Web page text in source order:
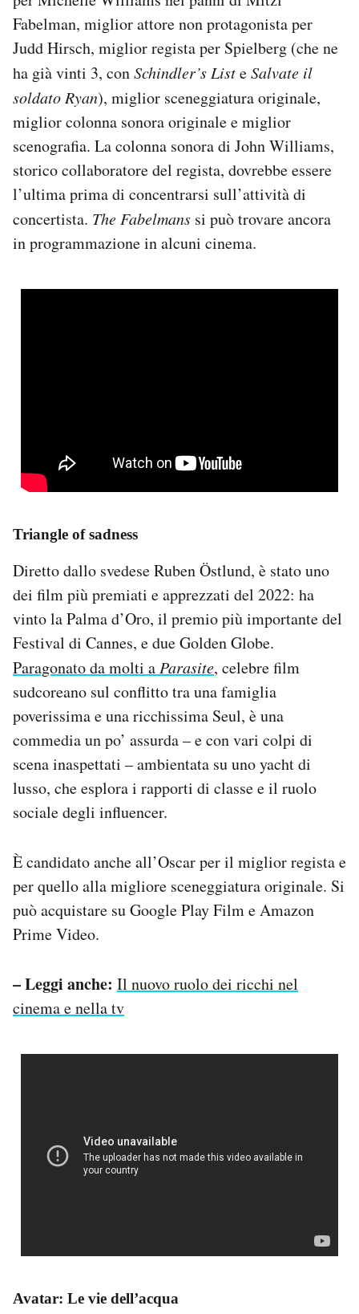
Fabelman, miglior attore non protagonista per
Judd Hirsch, miglior regista per Spielberg (che ne
ha già vinti 3, conSchindler’s ListeSalvate il
soldato Ryan), miglior sceneggiatura originale,
miglior colonna sonora originale e miglior
scenografia. La colonna sonora di John Williams,
storico collaboratore del regista, dovrebbe essere
l’ultima prima di concentrarsi sull’attività di
concertista. The Fabelmans si può trovare ancora
in programmazione in alcuni cinema.
Triangle of sadness
Diretto dallo svedese Ruben Östlund, è stato uno
dei film più premiati e apprezzati del 2022: ha
vinto la Palma d’Oro, il premio più importante del
Festival di Cannes, e due Golden Globe.
Paragonato da molti a Parasite, celebre film
sudcoreano sul conflitto tra una famiglia
poverissima e una ricchissima Seul, è una
commedia un po’ assurda – e con vari colpi di
scena inaspettati – ambientata su uno yacht di
lusso, che esplora i rapporti di classe e il ruolo
sociale degli influencer.
È candidato anche all’Oscar per il miglior regista e
per quello alla migliore sceneggiatura originale. Si
può acquistare su Google Play Film e Amazon
Prime Video.
– Leggi anche: Il nuovo ruolo dei ricchi nel
cinema e nella tv
Avatar: Le vie dell’acqua